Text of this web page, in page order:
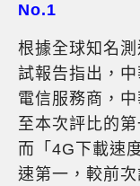
No.1
根據全球知名
試報告指出，
電信服務商，
至本次評比的
而「4G下載速
速第一，較前